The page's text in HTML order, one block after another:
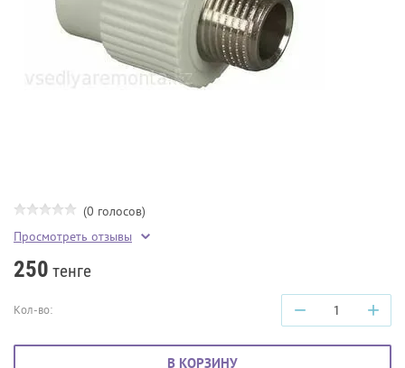
(0 голосов)
Просмотреть отзывы
250 тенге
Кол-во: − +
В КОРЗИНУ